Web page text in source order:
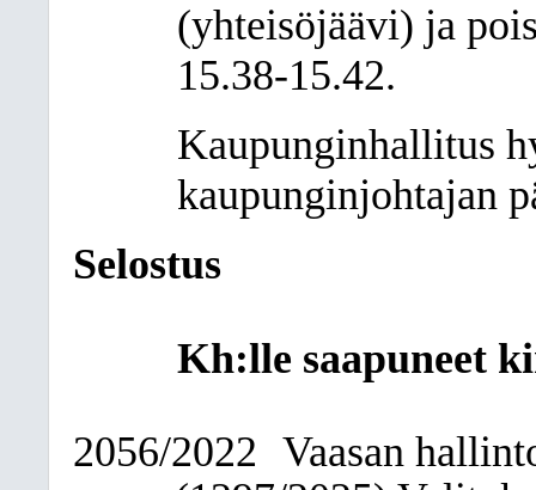
(yhteisöjäävi) ja
15.38-15.42.
Kaupunginhallitus
kaupunginjohtajan
Selostus
Kh:lle saapuneet
2056/2022 Vaasan